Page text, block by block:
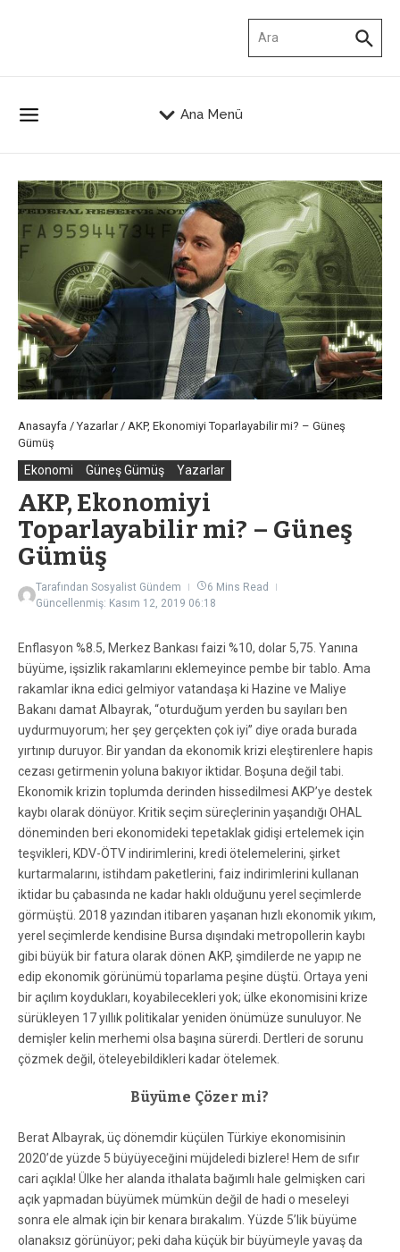
Ana Menü
Anasayfa /Yazarlar/ AKP, Ekonomiyi Toparlayabilir mi? – Güneş
Gümüş
Ekonomi Güneş Gümüş Yazarlar
AKP, Ekonomiyi
Toparlayabilir mi? – Güneş
Gümüş
Tarafından Sosyalist Gündem
6 Mins Read
Güncellenmiş: Kasım 12, 2019 06:18
Enflasyon %8.5, Merkez Bankası faizi %10, dolar 5,75. Yanına
büyüme, işsizlik rakamlarını eklemeyince pembe bir tablo. Ama
rakamlar ikna edici gelmiyor vatandaşa ki Hazine ve Maliye
Bakanı damat Albayrak, “oturduğum yerden bu sayıları ben
uydurmuyorum; her şey gerçekten çok iyi” diye orada burada
yırtınıp duruyor. Bir yandan da ekonomik krizi eleştirenlere hapis
cezası getirmenin yoluna bakıyor iktidar. Boşuna değil tabi.
Ekonomik krizin toplumda derinden hissedilmesi AKP’ye destek
kaybı olarak dönüyor. Kritik seçim süreçlerinin yaşandığı OHAL
döneminden beri ekonomideki tepetaklak gidişi ertelemek için
teşvikleri, KDV-ÖTV indirimlerini, kredi ötelemelerini, şirket
kurtarmalarını, istihdam paketlerini, faiz indirimlerini kullanan
iktidar bu çabasında ne kadar haklı olduğunu yerel seçimlerde
görmüştü. 2018 yazından itibaren yaşanan hızlı ekonomik yıkım,
yerel seçimlerde kendisine Bursa dışındaki metropollerin kaybı
gibi büyük bir fatura olarak dönen AKP, şimdilerde ne yapıp ne
edip ekonomik görünümü toparlama peşine düştü. Ortaya yeni
bir açılım koydukları, koyabilecekleri yok; ülke ekonomisini krize
sürükleyen 17 yıllık politikalar yeniden önümüze sunuluyor. Ne
demişler kelin merhemi olsa başına sürerdi. Dertleri de sorunu
çözmek değil, öteleyebildikleri kadar ötelemek.
Büyüme Çözer mi?
Berat Albayrak, üç dönemdir küçülen Türkiye ekonomisinin
2020’de yüzde 5 büyüyeceğini müjdeledi bizlere! Hem de sıfır
cari açıkla! Ülke her alanda ithalata bağımlı hale gelmişken cari
açık yapmadan büyümek mümkün değil de hadi o meseleyi
sonra ele almak için bir kenara bırakalım. Yüzde 5’lik büyüme
olanaksız görünüyor; peki daha küçük bir büyümeyle yavaş da